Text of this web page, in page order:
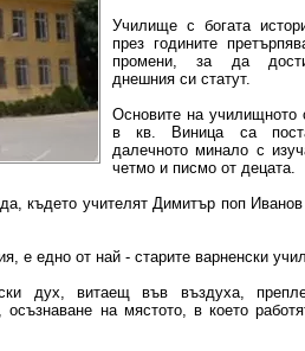
Училище с богата
през годините
промени, за да
днешния си статут.
Основите на училищното
в кв. Виница са
далечното минало с
четмо и писмо от децата.
където учителят Димитър поп
е едно от най - старите варненски
дух, витаещ във въздуха,
на мястото, в което